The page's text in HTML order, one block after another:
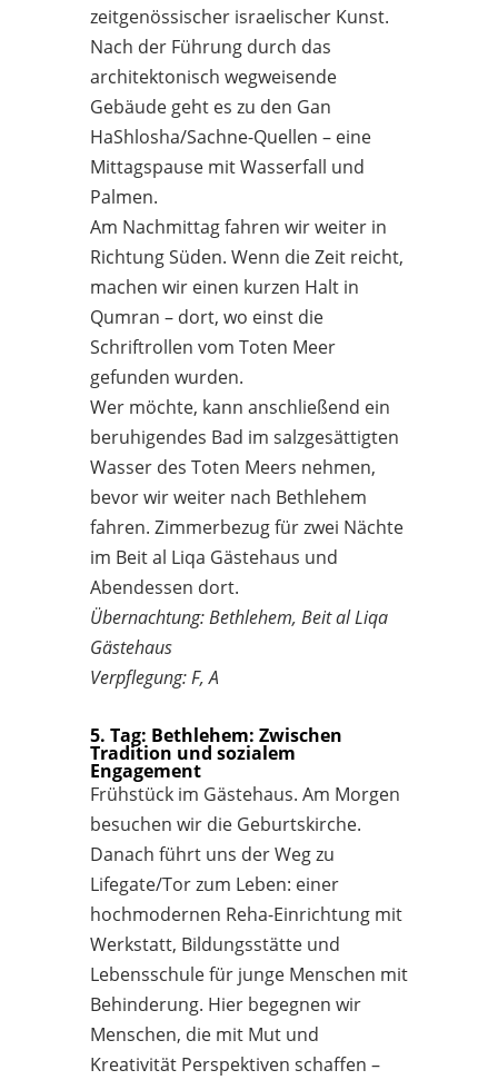
zeitgenössischer israelischer Kunst.
Nach der Führung durch das
architektonisch wegweisende
Gebäude geht es zu den Gan
HaShlosha/Sachne-Quellen – eine
Mittagspause mit Wasserfall und
Palmen.
Am Nachmittag fahren wir weiter in
Richtung Süden. Wenn die Zeit reicht,
machen wir einen kurzen Halt in
Qumran – dort, wo einst die
Schriftrollen vom Toten Meer
gefunden wurden.
Wer möchte, kann anschließend ein
beruhigendes Bad im salzgesättigten
Wasser des Toten Meers nehmen,
bevor wir weiter nach Bethlehem
fahren. Zimmerbezug für zwei Nächte
im Beit al Liqa Gästehaus und
Abendessen dort.
Übernachtung: Bethlehem, Beit al Liqa
Gästehaus
Verpflegung: F, A
5. Tag: Bethlehem: Zwischen
Tradition und sozialem
Engagement
Frühstück im Gästehaus. Am Morgen
besuchen wir die Geburtskirche.
Danach führt uns der Weg zu
Lifegate/Tor zum Leben: einer
hochmodernen Reha-Einrichtung mit
Werkstatt, Bildungsstätte und
Lebensschule für junge Menschen mit
Behinderung. Hier begegnen wir
Menschen, die mit Mut und
Kreativität Perspektiven schaffen –